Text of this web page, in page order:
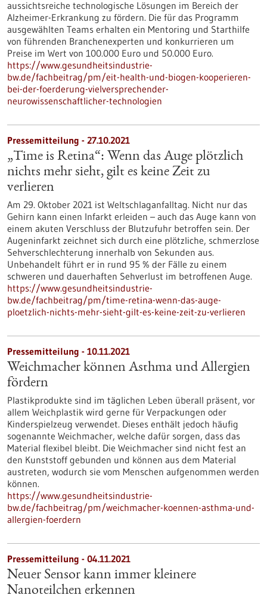
aussichtsreiche technologische Lösungen im Bereich der
Alzheimer-Erkrankung zu fördern. Die für das Programm
ausgewählten Teams erhalten ein Mentoring und Starthilfe
von führenden Branchenexperten und konkurrieren um
Preise im Wert von 100.000 Euro und 50.000 Euro.
https://www.gesundheitsindustrie-
bw.de/fachbeitrag/pm/eit-health-und-biogen-kooperieren-
bei-der-foerderung-vielversprechender-
neurowissenschaftlicher-technologien
Pressemitteilung - 27.10.2021
„Time is Retina“: Wenn das Auge plötzlich
nichts mehr sieht, gilt es keine Zeit zu
verlieren
Am 29. Oktober 2021 ist Weltschlaganfalltag. Nicht nur das
Gehirn kann einen Infarkt erleiden – auch das Auge kann von
einem akuten Verschluss der Blutzufuhr betroffen sein. Der
Augeninfarkt zeichnet sich durch eine plötzliche, schmerzlose
Sehverschlechterung innerhalb von Sekunden aus.
Unbehandelt führt er in rund 95 % der Fälle zu einem
schweren und dauerhaften Sehverlust im betroffenen Auge.
https://www.gesundheitsindustrie-
bw.de/fachbeitrag/pm/time-retina-wenn-das-auge-
ploetzlich-nichts-mehr-sieht-gilt-es-keine-zeit-zu-verlieren
Pressemitteilung - 10.11.2021
Weichmacher können Asthma und Allergien
fördern
Plastikprodukte sind im täglichen Leben überall präsent, vor
allem Weichplastik wird gerne für Verpackungen oder
Kinderspielzeug verwendet. Dieses enthält jedoch häufig
sogenannte Weichmacher, welche dafür sorgen, dass das
Material flexibel bleibt. Die Weichmacher sind nicht fest an
den Kunststoff gebunden und können aus dem Material
austreten, wodurch sie vom Menschen aufgenommen werden
können.
https://www.gesundheitsindustrie-
bw.de/fachbeitrag/pm/weichmacher-koennen-asthma-und-
allergien-foerdern
Pressemitteilung - 04.11.2021
Neuer Sensor kann immer kleinere
Nanoteilchen erkennen